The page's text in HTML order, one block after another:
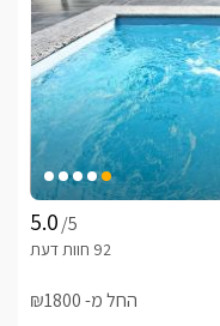
/5
החל מ- ₪1800